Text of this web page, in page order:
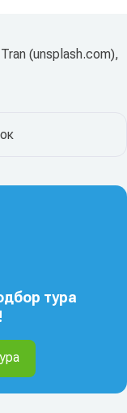
(unsplash.com),
тура